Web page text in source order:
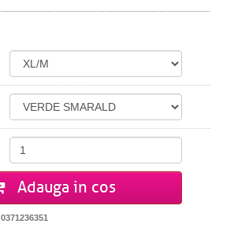
Adauga in cos
0371236351